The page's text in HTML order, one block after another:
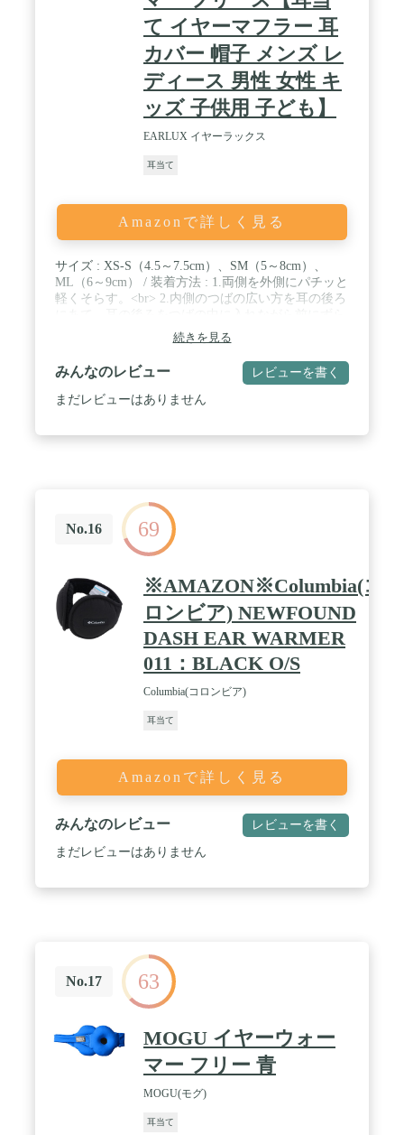
て イヤーマフラー 耳
カバー 帽子 メンズ レ
ディース 男性 女性 キ
ッズ 子供用 子ども】
EARLUX イヤーラックス
耳当て
Amazonで詳しく見る
サイズ : XS-S（4.5～7.5cm）、SM（5～8cm）、
ML（6～9cm） / 装着方法 : 1.両側を外側にパチッと
軽くそらす。<br> 2.内側のつばの広い方を耳の後ろ
し、耳全体を包む。<br> 3.上下の端を内側に押し、
そりを戻し耳全体にかぶせる。 / 素材 : ポリエステ
ル(※手洗い可) / カラー : ブラック・グレー・アッ
シュ・マリーン・ベージュ・ブラウン・ワインレッ
ド・キャメル
続きを見る
みんなのレビュー レビューを書く
まだレビューはありません
No.16 69
※AMAZON※Columbia(コ
ロンビア) NEWFOUND
DASH EAR WARMER
011：BLACK O/S
Columbia(コロンビア)
耳当て
Amazonで詳しく見る
みんなのレビュー レビューを書く
まだレビューはありません
No.17 63
MOGU イヤーウォー
マー フリー 青
MOGU(モグ)
耳当て